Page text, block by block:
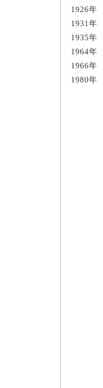
1926年
1931年
1935年
1964年
1966年
1980年